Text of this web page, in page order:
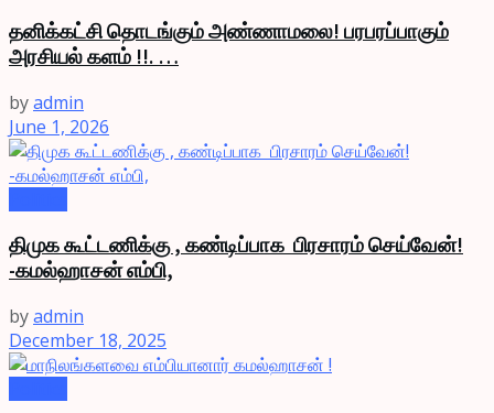
தனிக்கட்சி தொடங்கும் அண்ணாமலை! பரபரப்பாகும்
அரசியல் களம் !!. …
byadmin
June 1, 2026
திமுக கூட்டணிக்கு , கண்டிப்பாக பிரசாரம் செய்வேன்!
-கமல்ஹாசன் எம்பி,
byadmin
December 18, 2025